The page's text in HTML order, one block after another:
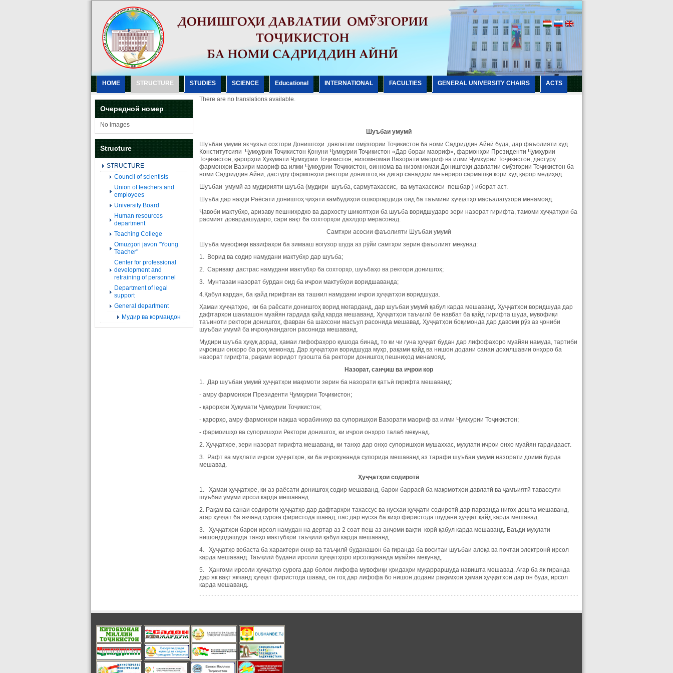
HOME STRUCTURE STUDIES SCIENCE Еducational INTERNATIONAL FACULTIES GENERAL UNIVERSITY CHAIRS ACTS
Очередной номер
No images
Structure
STRUCTURE
Council of scientists
Union of teachers and
employees
University Board
Human resources
department
Teaching College
Omuzgori javon "Young
Teacher"
Center for professional
development and
retraining of personnel
Department of legal
support
General department
Мудир ва кормандон
There are no translations available.
Шуъбаи умумӣ
Шуъбаи умумӣ як ҷузъи сохтори Донишгоҳи давлатии омӯзгории Тоҷикистон ба номи Садриддин Айнӣ буда, дар фаъолияти худ
Конститутсияи Ҷумҳурии Тоҷикистон Қонуни Ҷумҳурии Тоҷикистон «Дар бораи маориф», фармонҳои Президенти Ҷумҳурии
Тоҷикистон, қарорҳои Ҳукумати Ҷумҳурии Тоҷикистон, низомномаи Вазорати маориф ва илми Ҷумҳурии Тоҷикистон, дастуру
фармонҳои Вазири маориф ва илми Ҷумҳурии Тоҷикистон, оиннома ва низомномаи Донишгоҳи давлатии омӯзгории Тоҷикистон ба
номи Садриддин Айнӣ, дастуру фармонҳои ректори донишгоҳ ва дигар санадҳои меъёриро сармашқи кори худ қарор медиҳад.
Шуъбаи умумӣ аз мудирияти шуъба (мудири шуъба, сармутахассис, ва мутахассиси пешбар ) иборат аст.
Шуъба дар назди Раёсати донишгоҳ ҷиҳати камбудиҳои ошкоргардида оид ба таъмини ҳуҷҷатҳо масъалагузорӣ менамояд.
Ҷавоби мактубҳо, аризаву пешниҳодхо ва дархосту шикоятҳои ба шуъба воридшударо зери назорат гирифта, тамоми ҳуҷҷатҳои ба
расмият довардашударо, сари вақт ба сохторҳои дахлдор мерасонад.
Самтҳои асосии фаъолияти Шуъбаи умумӣ
Шуъба мувофиқи вазифаҳои ба зимааш вогузор шуда аз рӯйи самтҳои зерин фаъолият мекунад:
1. Ворид ва содир намудани мактубҳо дар шуъба;
2. Саривақт дастрас намудани мактубҳо ба сохторҳо, шуъбаҳо ва ректори донишгоҳ;
3. Мунтазам назорат бурдан оид ба иҷрои мактубҳои воридшаванда;
4.Қабул кардан, ба қайд гирифтан ва ташкил намудани иҷрои ҳуҷҷатҳои воридшуда.
Ҳамаи ҳуҷҷатҳое, ки ба раёсати донишгоҳ ворид мегарданд, дар шуъбаи умумӣ қабул карда мешаванд. Ҳуҷҷатҳои воридшуда дар
дафтарҳои шаклашон муайян гардида қайд карда мешаванд. Ҳуҷҷатҳои таъҷилӣ бе навбат ба қайд гирифта шуда, мувофиқи
таъиноти ректори донишгоҳ, фавран ба шахсони масъул расонида мешавад. Ҳуҷҷатҳои боқимонда дар давоми рӯз аз ҷониби
шуъбаи умумӣ ба иҷрокунандагон расонида мешаванд.
Мудири шуъба ҳуқуқ дорад, ҳамаи лифофаҳоро кушода бинад, то ки чи гуна ҳуҷҷат будан дар лифофаҳоро муайян намуда, тартиби
иҷроиши онҳоро ба роҳ мемонад. Дар ҳуҷҷатҳои воридшуда муҳр, рақами қайд ва нишон додани санаи дохилшавии онҳоро ба
назорат гирифта, рақами воридот гузошта ба ректори донишгоҳ пешниҳод менамояд.
Назорат, санҷиш ва иҷрои кор
1. Дар шуъбаи умумӣ ҳуҷҷатҳои мақомоти зерин ба назорати қатъӣ гирифта мешаванд:
- амру фармонҳои Президенти Ҷумҳурии Тоҷикистон;
- қарорҳои Ҳукумати Ҷумҳурии Тоҷикистон;
- қарорҳо, амру фармонҳои нақша чорабиниҳо ва супоришҳои Вазорати маориф ва илми Ҷумҳурии Тоҷикистон;
- фармоишҳо ва супоришҳои Ректори донишгоҳ, ки иҷрои онҳоро талаб мекунад.
2. Ҳуҷҷатҳое, зери назорат гирифта мешаванд, ки танҳо дар онҳо супоришҳои мушаххас, муҳлати иҷрои онҳо муайян гардидааст.
3. Рафт ва муҳлати иҷрои ҳуҷҷатҳое, ки ба иҷрокунанда супорида мешаванд аз тарафи шуъбаи умумӣ назорати доимӣ бурда
мешавад.
Ҳуҷҷатҳои содиротӣ
1. Ҳамаи ҳуҷҷатҳое, ки аз раёсати донишгоҳ содир мешаванд, барои баррасӣ ба мақомотҳои давлатӣ ва ҷамъиятӣ тавассути
шуъбаи умумӣ ирсол карда мешаванд.
2. Рақам ва санаи содироти ҳуҷҷатҳо дар дафтарҳои тахассус ва нусхаи ҳуҷҷати содиротӣ дар парванда нигоҳ дошта мешаванд,
агар ҳуҷҷат ба якчанд суроға фиристода шавад, пас дар нусха ба киҳо фиристода шудани ҳуҷҷат қайд карда мешавад.
3. Ҳуҷҷатҳои барои ирсол намудан на дертар аз 2 соат пеш аз анҷоми вақти корӣ қабул карда мешаванд. Баъди муҳлати
нишондодашуда танҳо мактубҳои таъҷилӣ қабул карда мешаванд.
4. Ҳуҷҷатҳо вобаста ба характери онҳо ва таъҷилӣ буданашон ба гиранда ба воситаи шуъбаи алоқа ва почтаи электронӣ ирсол
карда мешаванд. Таъҷилӣ будани ирсоли ҳуҷҷатҳоро ирсолкунанда муайян мекунад.
5. Ҳангоми ирсоли ҳуҷҷатҳо суроға дар болои лифофа мувофиқи қоидаҳои муқарраршуда навишта мешавад. Агар ба як гиранда
дар як вақт якчанд ҳуҷҷат фиристода шавад, он гоҳ дар лифофа бо нишон додани рақамҳои ҳамаи ҳуҷҷатҳои дар он буда, ирсол
карда мешаванд.